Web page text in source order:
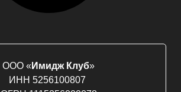
ООО « Имидж Клуб»
ИНН 5256100807